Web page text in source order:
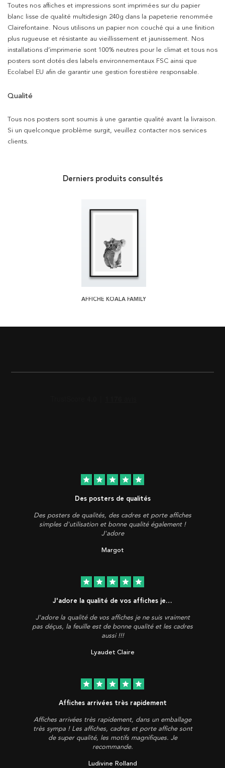
Toutes nos affiches et impressions sont imprimées sur du papier
blanc lisse de qualité multidesign 240g dans la papeterie renommée
Clairefontaine. Nous utilisons un papier non couché qui a une finition
plus rugueuse et résistante au vieillissement et jaunissement. Nos
installations d’imprimerie sont 100% neutres pour le climat et tous nos
posters sont dotés des labels environnementaux FSC ainsi que
Ecolabel EU afin de garantir une gestion forestière responsable.
Qualité
Tous nos posters sont soumis à une garantie qualité avant la livraison.
Si un quelconque problème surgit, veuillez contacter nos services
clients.
Derniers produits consultés
AFFICHE KOALA FAMILY
star star star star star
Des posters de qualités
Des posters de qualités, des cadres et porte affiches
simples d'utilisation et bonne qualité également !
J'adore
Margot
star star star star star
J'adore la qualité de vos affiches je…
J'adore la qualité de vos affiches je ne suis vraiment
pas déçus, la feuille est de bonne qualité et les cadres
aussi !!!
Lyaudet Claire
star star star star star
Affiches arrivées très rapidement
Affiches arrivées très rapidement, dans un emballage
très sympa ! Les affiches, cadres et porte affiche sont
de super qualité, les motifs magnifiques. Je
recommande.
Ludivine Rolland